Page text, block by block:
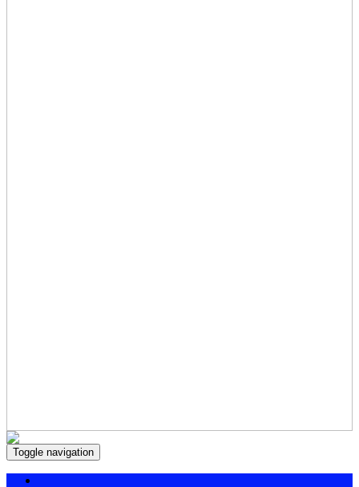
Toggle navigation